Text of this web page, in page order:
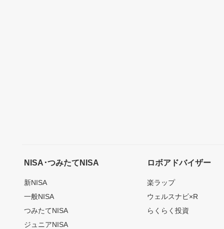
NISA･つみたてNISA
新NISA
一般NISA
つみたてNISA
ジュニアNISA
ロボアドバイザー
楽ラップ
ウェルスナビ×R
らくらく投資